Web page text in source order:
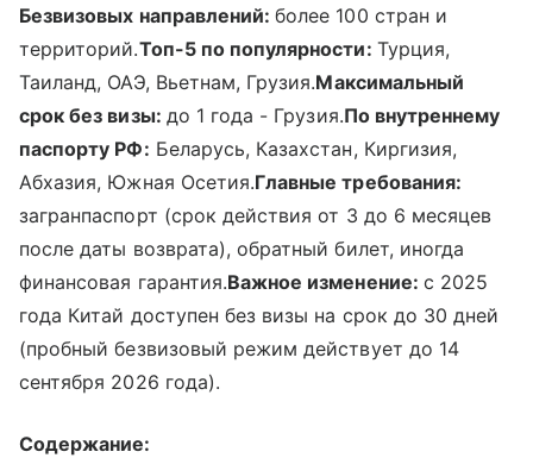
Безвизовых направлений:более 100 стран и
территорий.Топ-5 по популярности: Турция,
Таиланд, ОАЭ, Вьетнам, Грузия.Максимальный
срок без визы: до 1 года - Грузия.По внутреннему
паспорту РФ: Беларусь, Казахстан, Киргизия,
Абхазия, Южная Осетия.Главные требования:
загранпаспорт (срок действия от 3 до 6 месяцев
после даты возврата), обратный билет, иногда
финансовая гарантия.Важное изменение: с 2025
года Китай доступен без визы на срок до 30 дней
(пробный безвизовый режим действует до 14
сентября 2026 года).
Содержание: